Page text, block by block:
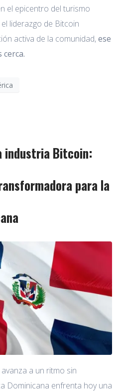
el epicentro del turismo
liderazgo de Bitcoin
activa de la comunidad,ese
industria Bitcoin:
para la
a un ritmo sin
Dominicana enfrenta hoy una